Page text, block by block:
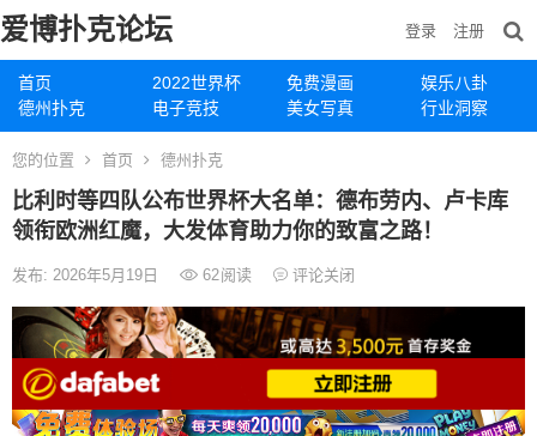
爱博扑克论坛
首页 2022世界杯 免费漫画
娱乐八卦
德州扑克
电子竞技 美女写真 行业洞察
登录 注册
您的位置 首页 德州扑克
比利时等四队公布世界杯大名单：德布劳内、卢卡库
领衔欧洲红魔，大发体育助力你的致富之路！
发布: 2026年5月19日 62阅读 评论关闭